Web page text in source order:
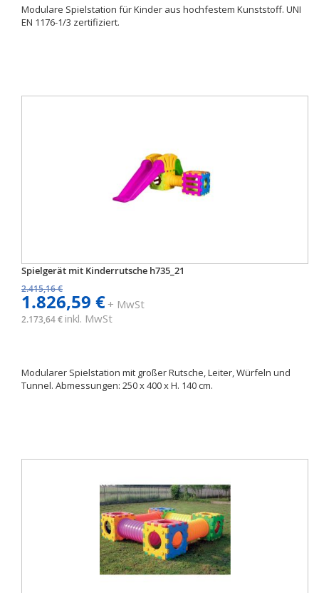
Modulare Spielstation für Kinder aus hochfestem Kunststoff. UNI
EN 1176-1/3 zertifiziert.
Spielgerät mit Kinderrutsche h735_21
2.415,16 €
1.826,59 €+ MwSt
2.173,64 € inkl. MwSt
Modularer Spielstation mit großer Rutsche, Leiter, Würfeln und
Tunnel. Abmessungen: 250 x 400 x H. 140 cm.